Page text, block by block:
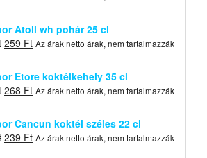
was:
396 Ft.
is:
356 Ft.
Atoll wh pohár 25 cl
Original
was:
288 Ft.
259 FtCurrent
259 Ft.
Az árak netto árak, nem tartalmazzák
Etore koktélkehely 35 cl
Original
was:
298 Ft.
268 FtCurrent
268 Ft.
Az árak netto árak, nem tartalmazzák
Cancun koktél széles 22 cl
Original
239 FtCurrent
Az árak netto árak, nem tartalmazzák